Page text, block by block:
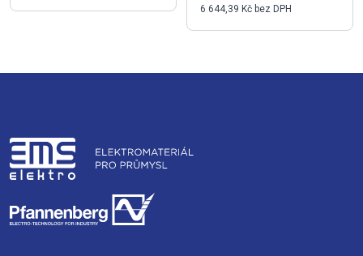
6 644,39 Kč bez DPH